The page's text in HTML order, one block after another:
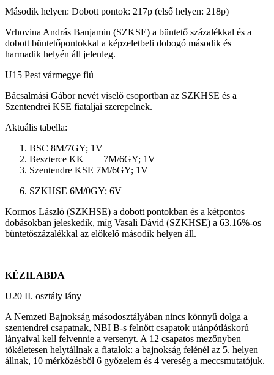
Második helyen: Dobott pontok: 217p (első helyen: 218p)
Vrhovina András Banjamin (SZKSE) a büntető százalékkal és a
dobott büntetőpontokkal a képzeletbeli dobogó második és
harmadik helyén áll jelenleg.
U15 Pest vármegye fiú
Bácsalmási Gábor nevét viselő csoportban az SZKHSE és a
Szentendrei KSE fiataljai szerepelnek.
Aktuális tabella:
BSC 8M/7GY; 1V
Beszterce KK 7M/6GY; 1V
Szentendre KSE 7M/6GY; 1V
SZKHSE 6M/0GY; 6V
Kormos László (SZKHSE) a dobott pontokban és a kétpontos
dobásokban jeleskedik, míg Vasali Dávid (SZKHSE) a 63.16%-os
büntetőszázalékkal az előkelő második helyen áll.
KÉZILABDA
U20 II. osztály lány
A Nemzeti Bajnokság másodosztályában nincs könnyű dolga a
szentendrei csapatnak, NBI B-s felnőtt csapatok utánpótláskorú
lányaival kell felvennie a versenyt. A 12 csapatos mezőnyben
tökéletesen helytállnak a fiatalok: a bajnokság felénél az 5. helyen
állnak, 10 mérkőzésből 6 győzelem és 4 vereség a meccsmutatójuk.